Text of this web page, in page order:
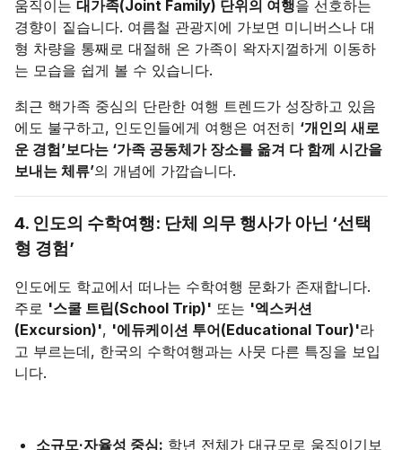
움직이는 대가족(Joint Family) 단위의 여행을 선호하는
경향이 짙습니다. 여름철 관광지에 가보면 미니버스나 대
형 차량을 통째로 대절해 온 가족이 왁자지껄하게 이동하
는 모습을 쉽게 볼 수 있습니다.
최근 핵가족 중심의 단란한 여행 트렌드가 성장하고 있음
에도 불구하고, 인도인들에게 여행은 여전히 ‘개인의 새로
운 경험’보다는 ‘가족 공동체가 장소를 옮겨 다 함께 시간을
보내는 체류’의 개념에 가깝습니다.
4. 인도의 수학여행: 단체 의무 행사가 아닌 ‘선택
형 경험’
인도에도 학교에서 떠나는 수학여행 문화가 존재합니다.
주로 '스쿨 트립(School Trip)' 또는 '엑스커션
(Excursion)', '에듀케이션 투어(Educational Tour)'라
고 부르는데, 한국의 수학여행과는 사뭇 다른 특징을 보입
니다.
소규모·자율성 중심: 학년 전체가 대규모로 움직이기보